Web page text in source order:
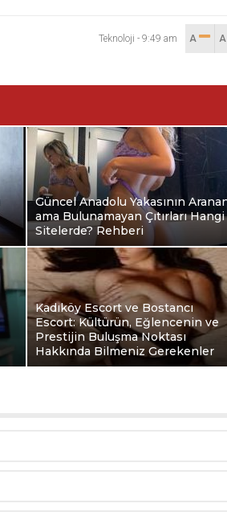
Teknoloji - 9:49 am A
Güncel Anadolu Yakasının
ama Bulunamayan Çıtırları Hangi
Sitelerde? Rehberi
Kadıköy Escort ve Bostancı
Escort: Kültürün, Eğlencenin ve
Prestijin Buluşma Noktası
Hakkında Bilmeniz Gerekenler